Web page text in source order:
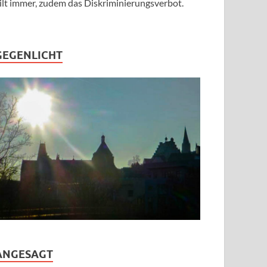
immer, zudem das Diskriminierungsverbot.